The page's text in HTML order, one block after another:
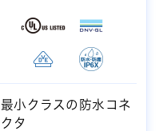
最小クラスの防水コネ
クタ